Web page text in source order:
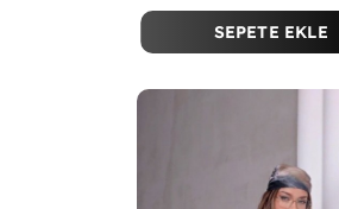
SEPETE EKLE